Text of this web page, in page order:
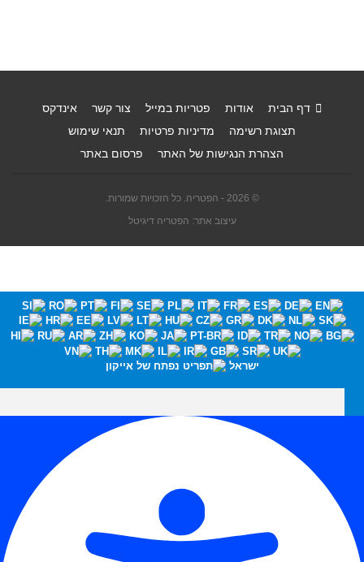
דף הבית אודות פטריות במייל צור קשר
אינדקס
תצוגת רשימה
מדיניות פרטיות
תנאי שימוש
הצהרת הנגישות של האתר
פרסום באתר
© 2026 - הפטריה. כל הזכויות שמורות.
עיצוב אתר: הפטריה דיגיטל
ישראל